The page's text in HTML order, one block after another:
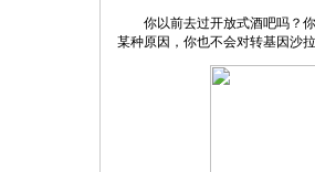
你以前去过开放式酒吧吗？你
某种原因，你也不会对转基因沙拉